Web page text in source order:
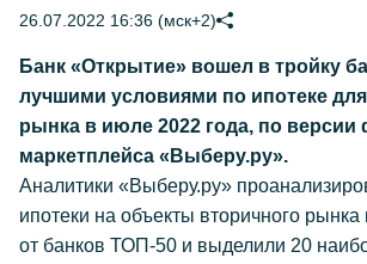
26.07.2022 16:36 (мск+2)
Банк «Открытие» вошел в тройку
лучшими условиями по ипотеке
рынка в июле 2022 года, по версии
маркетплейса «Выберу.ру».
Аналитики «Выберу.ру»
ипотеки на объекты вторичного
от банков ТОП-50 и выделили 20